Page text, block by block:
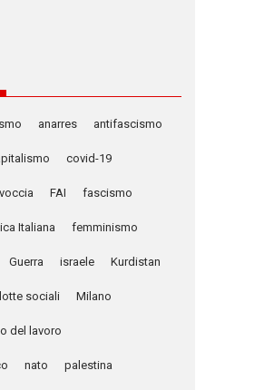
anarres antifascismo
covid-19
FAI fascismo
Italiana femminismo
Guerra israele Kurdistan
lotte sociali Milano
del lavoro
nato palestina